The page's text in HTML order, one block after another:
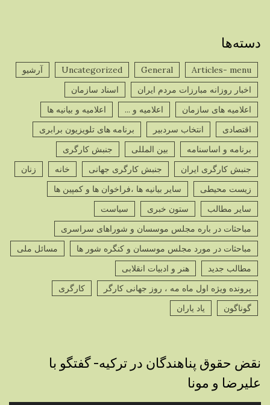
دسته‌ها
Articles- menu
General
Uncategorized
آرشیو
اخبار روزانه مبارزات مردم ایران
اسناد سازمان
اعلامیه های سازمان
اعلامیه و ...
اعلامیه و بیانیه ها
اقتصادی
انتخاب سردبیر
برنامه های تلویزیون برابری
برنامه و اساسنامه
بین المللی
جنبش کارگری
جنبش کارگری ایران
جنبش کارگری جهانی خانه
زنان
زیست محیطی
سایر بیانیه ها ،فراخوان ها و کمپین ها
سایر مطالب
ستون خبری
سیاست
مباحثات در باره مجلس موسسان و شوراهای سراسری
مباحثات در مورد مجلس موسسان و کنگره شور ها
مسائل ملی
مطالب جدید
هنر و ادبیات انقلابی
پرونده ویژه اول ماه مه ، روز جهانی کارگر
کارگری
گوناگون
یاد یاران
نقض حقوق پناهندگان در ترکیه- گفتگو با
علیرضا و مونا